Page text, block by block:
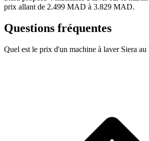
prix allant de 2.499 MAD à 3.829 MAD.
Questions fréquentes
Quel est le prix d'un machine à laver Siera au